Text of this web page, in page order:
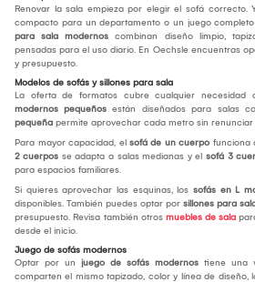
Renovar la sala empieza por elegir el sofá correcto.
compacto para un departamento o un juego
para sala modernos combinan diseño limpio,
pensadas para el uso diario. En Oechsle encuentras
y presupuesto.
Modelos de sofás y sillones para sala
La oferta de formatos cubre cualquier necesidad
modernos pequeños están diseñados para salas
pequeña permite aprovechar cada metro sin renunciar
Para mayor capacidad, el sofá de un cuerpo funciona
2 cuerpos se adapta a salas medianas y el sofá 3
para espacios familiares.
Si quieres aprovechar las esquinas, los sofás en L
disponibles. También puedes optar por sillones para
presupuesto. Revisa también otros muebles de sala
desde el inicio.
Juego de sofás modernos
Optar por un juego de sofás modernos tiene una
comparten el mismo tapizado, color y línea de diseño,